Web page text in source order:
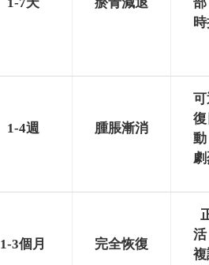
1-4週 腫脹漸消
1-3個月 完全恢復